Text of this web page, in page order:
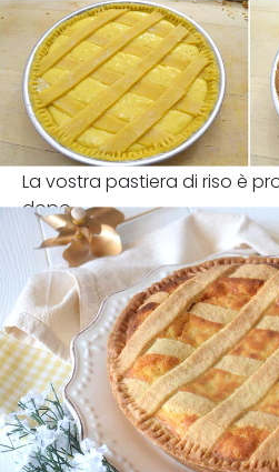
La vostra pastiera di riso è
dopo.